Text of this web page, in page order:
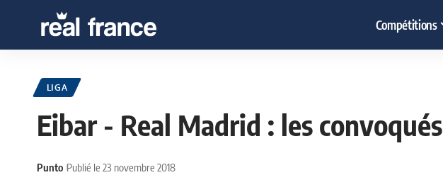
Compétitions
LIGA
Eibar - Real Madrid : les convoqués
Punto Publié le 23 novembre 2018